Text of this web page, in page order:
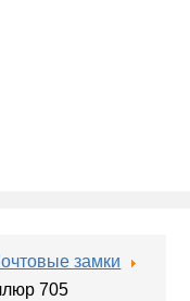
замки
705